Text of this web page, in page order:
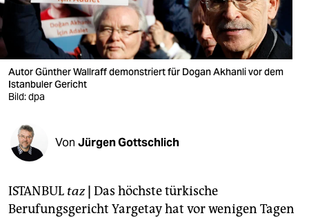
verlag
veranstaltungen
shop
fragen & hilfe
unterstützen
genossenschaft
Autor Günther Wallraff demonstriert für Dogan Akhanli vor dem
Istanbuler Gericht
Bild: dpa
Von Jürgen Gottschlich
ISTANBUL taz Das höchste türkische
Berufungsgericht Yargetay hat vor wenigen Tagen